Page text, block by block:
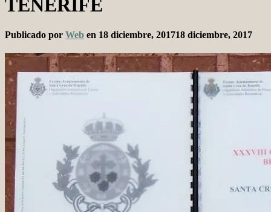
TENERIFE
Publicado por Web en 18 diciembre, 201718 diciembre, 2017